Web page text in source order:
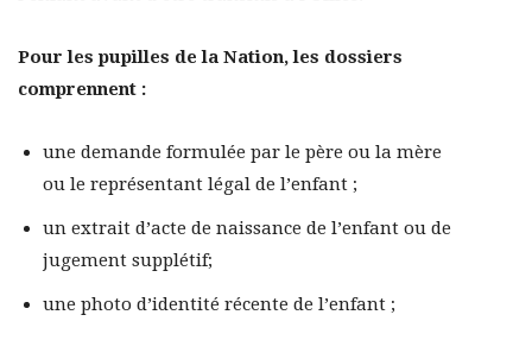
Pour les pupilles de la Nation, les dossiers
comprennent :
une demande formulée par le père ou la mère
ou le représentant légal de l’enfant ;
un extrait d’acte de naissance de l’enfant ou de
jugement supplétif;
une photo d’identité récente de l’enfant ;